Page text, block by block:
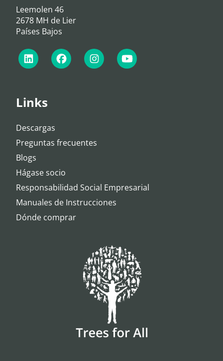
Leemolen 46
2678 MH de Lier
Países Bajos
Links
Descargas
Preguntas frecuentes
Blogs
Hágase socio
Responsabilidad Social Empresarial
Manuales de Instrucciones
Dónde comprar